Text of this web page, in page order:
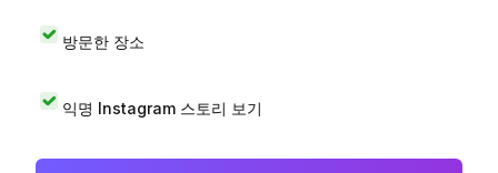
방문한 장소
익명 Instagram 스토리 보기